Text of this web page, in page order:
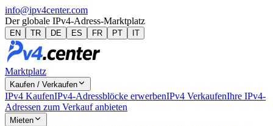
info@ipv4center.com
Der globale IPv4-Adress-Marktplatz
EN TR DE ES FR PT IT
Marktplatz
Kaufen / Verkaufen
IPv4 KaufenIPv4-Adressblöcke erwerbenIPv4 VerkaufenIhre IPv4-
Adressen zum Verkauf anbieten
Mieten